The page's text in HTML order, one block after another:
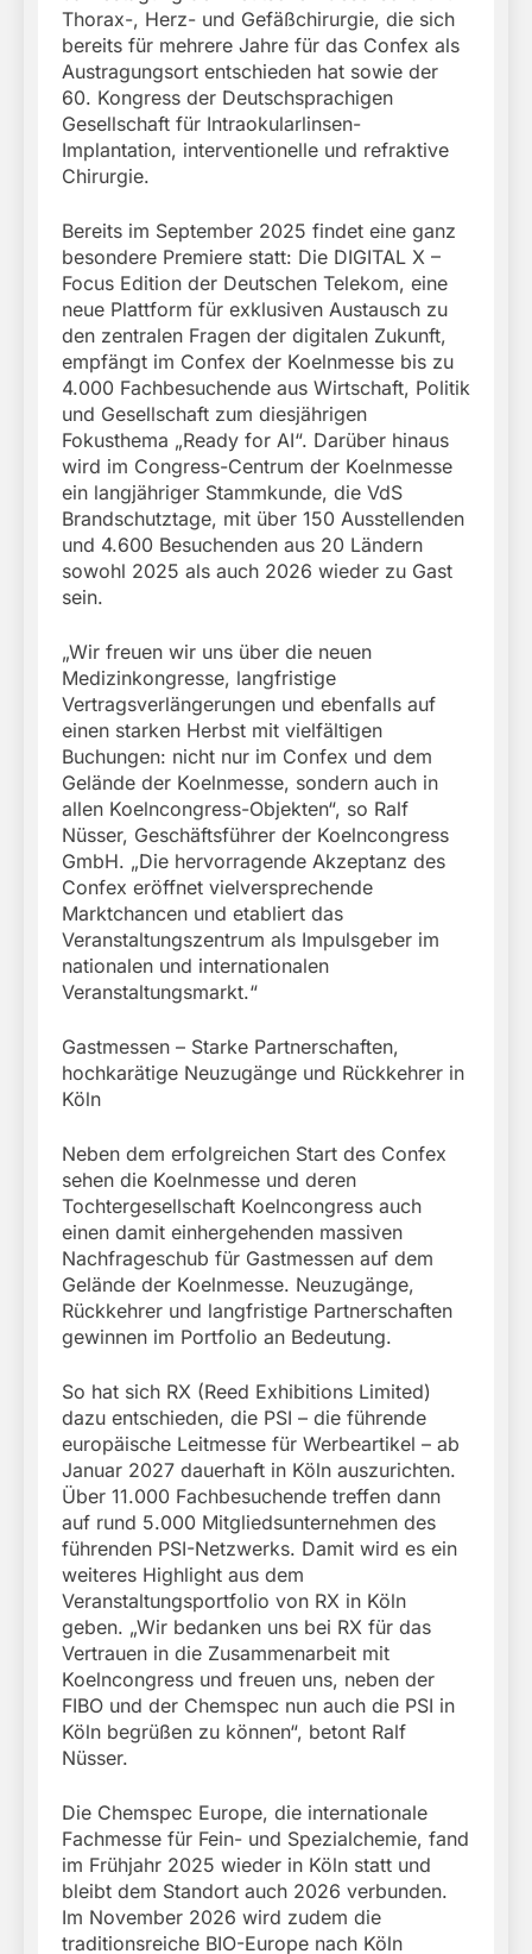
Thorax-, Herz- und Gefäßchirurgie, die sich
bereits für mehrere Jahre für das Confex als
Austragungsort entschieden hat sowie der
60. Kongress der Deutschsprachigen
Gesellschaft für Intraokularlinsen-
Implantation, interventionelle und refraktive
Chirurgie.
Bereits im September 2025 findet eine ganz
besondere Premiere statt: Die DIGITAL X –
Focus Edition der Deutschen Telekom, eine
neue Plattform für exklusiven Austausch zu
den zentralen Fragen der digitalen Zukunft,
empfängt im Confex der Koelnmesse bis zu
4.000 Fachbesuchende aus Wirtschaft, Politik
und Gesellschaft zum diesjährigen
Fokusthema „Ready for AI“. Darüber hinaus
wird im Congress-Centrum der Koelnmesse
ein langjähriger Stammkunde, die VdS
Brandschutztage, mit über 150 Ausstellenden
und 4.600 Besuchenden aus 20 Ländern
sowohl 2025 als auch 2026 wieder zu Gast
sein.
„Wir freuen wir uns über die neuen
Medizinkongresse, langfristige
Vertragsverlängerungen und ebenfalls auf
einen starken Herbst mit vielfältigen
Buchungen: nicht nur im Confex und dem
Gelände der Koelnmesse, sondern auch in
allen Koelncongress-Objekten“, so Ralf
Nüsser, Geschäftsführer der Koelncongress
GmbH. „Die hervorragende Akzeptanz des
Confex eröffnet vielversprechende
Marktchancen und etabliert das
Veranstaltungszentrum als Impulsgeber im
nationalen und internationalen
Veranstaltungsmarkt.“
Gastmessen – Starke Partnerschaften,
hochkarätige Neuzugänge und Rückkehrer in
Köln
Neben dem erfolgreichen Start des Confex
sehen die Koelnmesse und deren
Tochtergesellschaft Koelncongress auch
einen damit einhergehenden massiven
Nachfrageschub für Gastmessen auf dem
Gelände der Koelnmesse. Neuzugänge,
Rückkehrer und langfristige Partnerschaften
gewinnen im Portfolio an Bedeutung.
So hat sich RX (Reed Exhibitions Limited)
dazu entschieden, die PSI – die führende
europäische Leitmesse für Werbeartikel – ab
Januar 2027 dauerhaft in Köln auszurichten.
Über 11.000 Fachbesuchende treffen dann
auf rund 5.000 Mitgliedsunternehmen des
führenden PSI-Netzwerks. Damit wird es ein
weiteres Highlight aus dem
Veranstaltungsportfolio von RX in Köln
geben. „Wir bedanken uns bei RX für das
Vertrauen in die Zusammenarbeit mit
Koelncongress und freuen uns, neben der
FIBO und der Chemspec nun auch die PSI in
Köln begrüßen zu können“, betont Ralf
Nüsser.
Die Chemspec Europe, die internationale
Fachmesse für Fein- und Spezialchemie, fand
im Frühjahr 2025 wieder in Köln statt und
bleibt dem Standort auch 2026 verbunden.
Im November 2026 wird zudem die
traditionsreiche BIO-Europe nach Köln